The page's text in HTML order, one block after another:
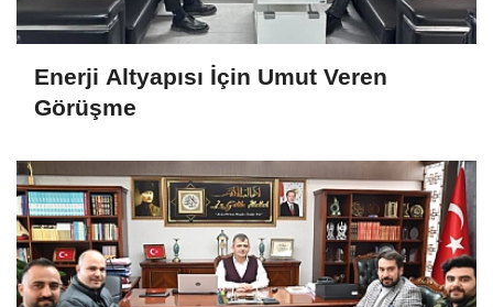
Enerji Altyapısı İçin Umut Veren
Görüşme